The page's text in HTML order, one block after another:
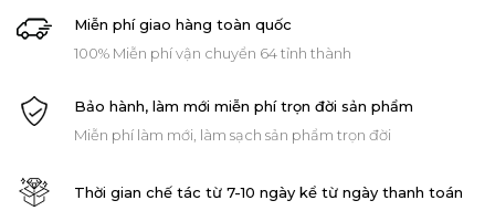
Miễn phí giao hàng toàn quốc
100% Miễn phí vận chuyển 64 tỉnh thành
Bảo hành, làm mới miễn phí trọn đời sản phẩm
Miễn phí làm mới, làm sạch sản phẩm trọn đời
Thời gian chế tác từ 7-10 ngày kể từ ngày thanh toán